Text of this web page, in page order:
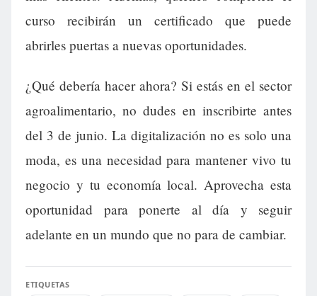
curso recibirán un certificado que puede
abrirles puertas a nuevas oportunidades.
¿Qué debería hacer ahora? Si estás en el sector
agroalimentario, no dudes en inscribirte antes
del 3 de junio. La digitalización no es solo una
moda, es una necesidad para mantener vivo tu
negocio y tu economía local. Aprovecha esta
oportunidad para ponerte al día y seguir
adelante en un mundo que no para de cambiar.
ETIQUETAS